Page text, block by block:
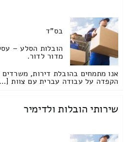
בס"ד
הובלות הסלע –
מדור לדור.
אנו מתמחים בהובלת דירות, משרדים
הקפדה על עבודה עברית עם צוות
שירותי הובלות ולדימיר